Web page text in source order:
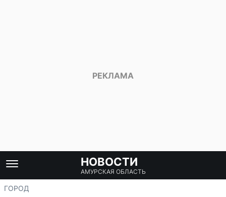
НОВОСТИ
АМУРСКАЯ ОБЛАСТЬ
ГОРОД